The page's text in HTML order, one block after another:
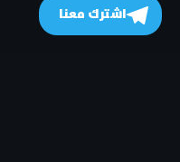
اشترك معنا